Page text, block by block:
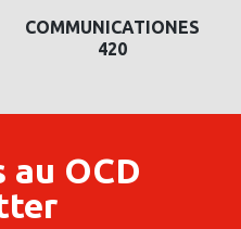
COMMUNICATIONES
420
au OCD